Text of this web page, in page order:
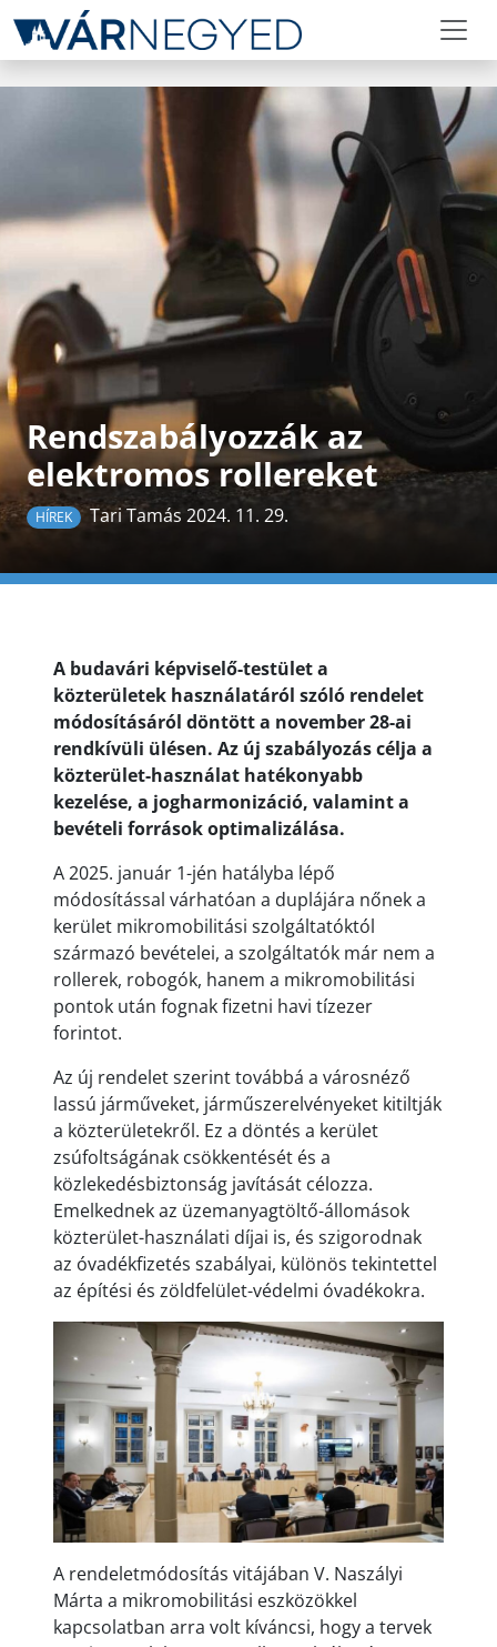
Rendszabályozzák az
elektromos rollereket
HÍREK Tari Tamás 2024. 11. 29.
A budavári képviselő-testület a
közterületek használatáról szóló rendelet
módosításáról döntött a november 28-ai
rendkívüli ülésen. Az új szabályozás célja a
közterület-használat hatékonyabb
kezelése, a jogharmonizáció, valamint a
bevételi források optimalizálása.
A 2025. január 1-jén hatályba lépő
módosítással várhatóan a duplájára nőnek a
kerület mikromobilitási szolgáltatóktól
származó bevételei, a szolgáltatók már nem a
rollerek, robogók, hanem a mikromobilitási
pontok után fognak fizetni havi tízezer
forintot.
Az új rendelet szerint továbbá a városnéző
lassú járműveket, járműszerelvényeket kitiltják
a közterületekről. Ez a döntés a kerület
zsúfoltságának csökkentését és a
közlekedésbiztonság javítását célozza.
Emelkednek az üzemanyagtöltő-állomások
közterület-használati díjai is, és szigorodnak
az óvadékfizetés szabályai, különös tekintettel
az építési és zöldfelület-védelmi óvadékokra.
A rendeletmódosítás vitájában V. Naszályi
Márta a mikromobilitási eszközökkel
kapcsolatban arra volt kíváncsi, hogy a tervek